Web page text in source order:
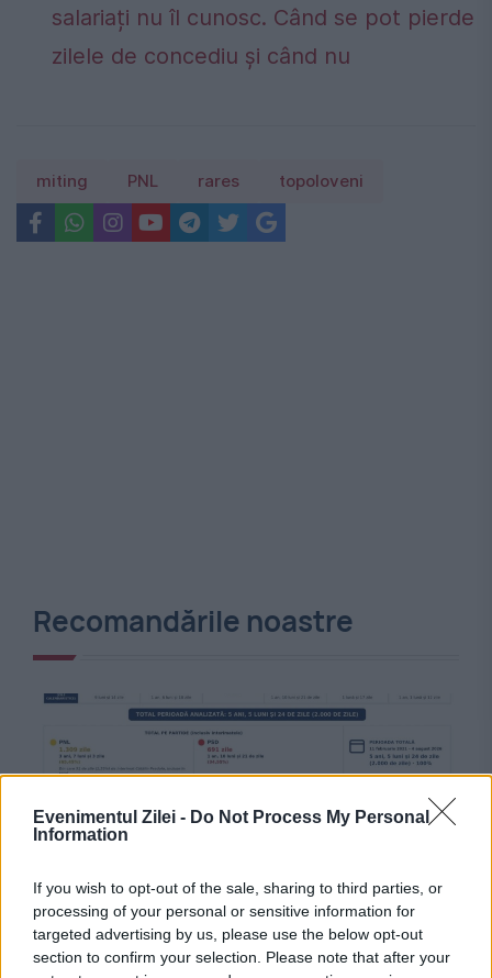
Evenimentul Zilei - Do Not Process My Personal
Information
If you wish to opt-out of the sale, sharing to third parties, or
processing of your personal or sensitive information for
targeted advertising by us, please use the below opt-out
section to confirm your selection. Please note that after your
salariați nu îl cunosc. Când se pot pierde
zilele de concediu și când nu
miting PNL rares topoloveni
Recomandările noastre
POLITICA
Adevărul despre PNRR. USR a conceput